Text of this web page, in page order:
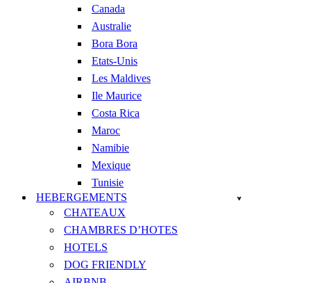
Canada
Australie
Bora Bora
Etats-Unis
Les Maldives
Ile Maurice
Costa Rica
Maroc
Namibie
Mexique
Tunisie
HEBERGEMENTS
CHATEAUX
CHAMBRES D’HOTES
HOTELS
DOG FRIENDLY